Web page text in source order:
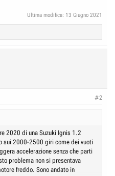
Ultima modifica: 13 Giugno 2021
#2
2020 di una Suzuki Ignis 1.2
sui 2000-2500 giri come dei vuoti
accelerazione senza che parti
problema non si presentava
freddo. Sono andato in